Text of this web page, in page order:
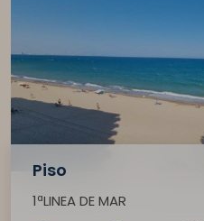
Piso
1ªLINEA DE MAR